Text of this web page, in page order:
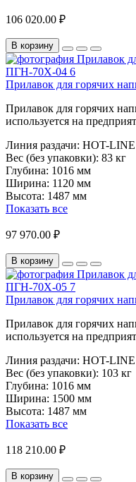
106 020.00 ₽
В корзину
Прилавок для горячих
Прилавок для горячих
используется на
Линия раздачи: HOT-LINE
Вес (без упаковки): 83 кг
Глубина: 1016 мм
Ширина: 1120 мм
Высота: 1487 мм
Показать все
97 970.00 ₽
В корзину
Прилавок для горячих
Прилавок для горячих
используется на
Линия раздачи: HOT-LINE
Вес (без упаковки): 103 кг
Глубина: 1016 мм
Ширина: 1500 мм
Высота: 1487 мм
Показать все
118 210.00 ₽
В корзину